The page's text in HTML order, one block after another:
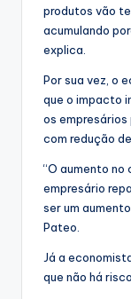
produtos vão
acumulando
explica.
Por sua vez, o
que o impacto
os
com redução
“O aumento no
empresário
ser um
Pateo.
Já a
que não há